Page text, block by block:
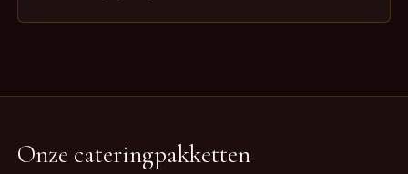
Onze cateringpakketten